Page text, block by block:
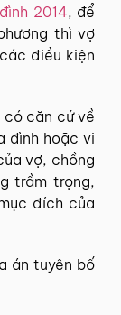
2014, để
thì vợ
điều kiện
có căn cứ về
đình hoặc vi
vợ, chồng
trầm trọng,
đích của
án tuyên bố